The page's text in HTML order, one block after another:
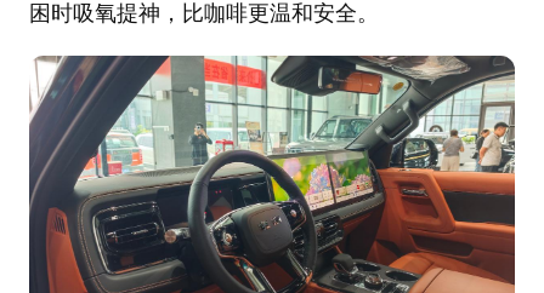
困时吸氧提神，比咖啡更温和安全。